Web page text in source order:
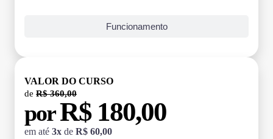
Funcionamento
VALOR DO CURSO
de R$ 360,00
porR$ 180,00
em até 3x de R$ 60,00